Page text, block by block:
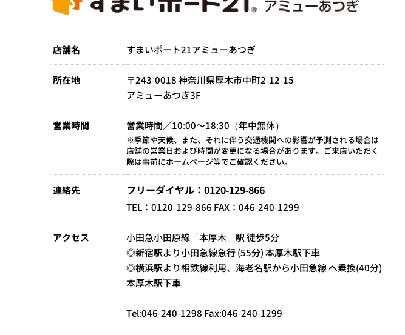
店舗名 すまいポート21アミューあつぎ
所在地
〒243-0018 神奈川県厚木市中町2-12-15
アミューあつぎ3F
営業時間 営業時間／10:00～18:30（年中無休）
※季節や天候、また、それに伴う交通機関への影響が予測される場合は
店舗の営業日および時間が変更になる場合があります。ご来店いただく
際は事前にホームページ等でご確認ください。
連絡先 フリーダイヤル：0120-129-866
TEL：0120-129-866 FAX：046-240-1299
アクセス
小田急小田原線「本厚木」駅 徒歩5分
◎新宿駅より小田急線急行 (55分) 本厚木駅下車
◎横浜駅より相鉄線利用、海老名駅から小田急線 へ乗換(40分)
本厚木駅下車
Tel:046-240-1298 Fax:046-240-1299